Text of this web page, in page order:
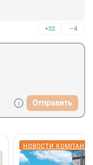
+32 –4
Отправить
НОВОСТИ